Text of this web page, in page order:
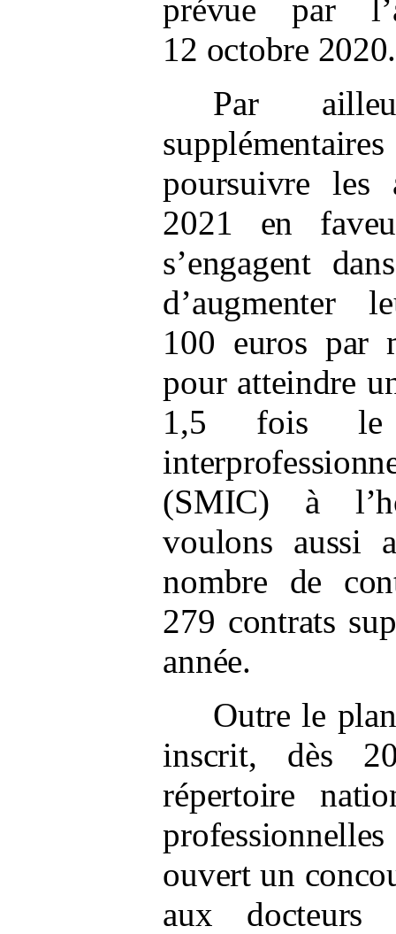
prévue par
12 octobre 2020.
Par
poursuivre les
2021 en
s’engagent
d’augmenter
100 euros par
pour atteindre
1,5
fois le
(SMIC) à
voulons aussi
nombre de
279 contrats
année.
Outre le
inscrit, dès
répertoire
ouvert un
aux docteurs